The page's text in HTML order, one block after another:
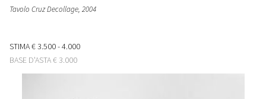
Tavolo Cruz Decollage, 2004
STIMA€ 3.500 - 4.000
BASE D'ASTA€ 3.000